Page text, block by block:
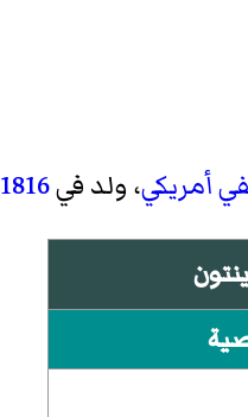
أمريكي، ولد في1816